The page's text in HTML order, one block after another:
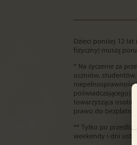
Dzieci poniżej 12 lat
fizyczny) muszą
* Na życzenie za
uczniów,
poświadczającego)
towarzysząca
prawo do
** Tylko po
weekendy i dni